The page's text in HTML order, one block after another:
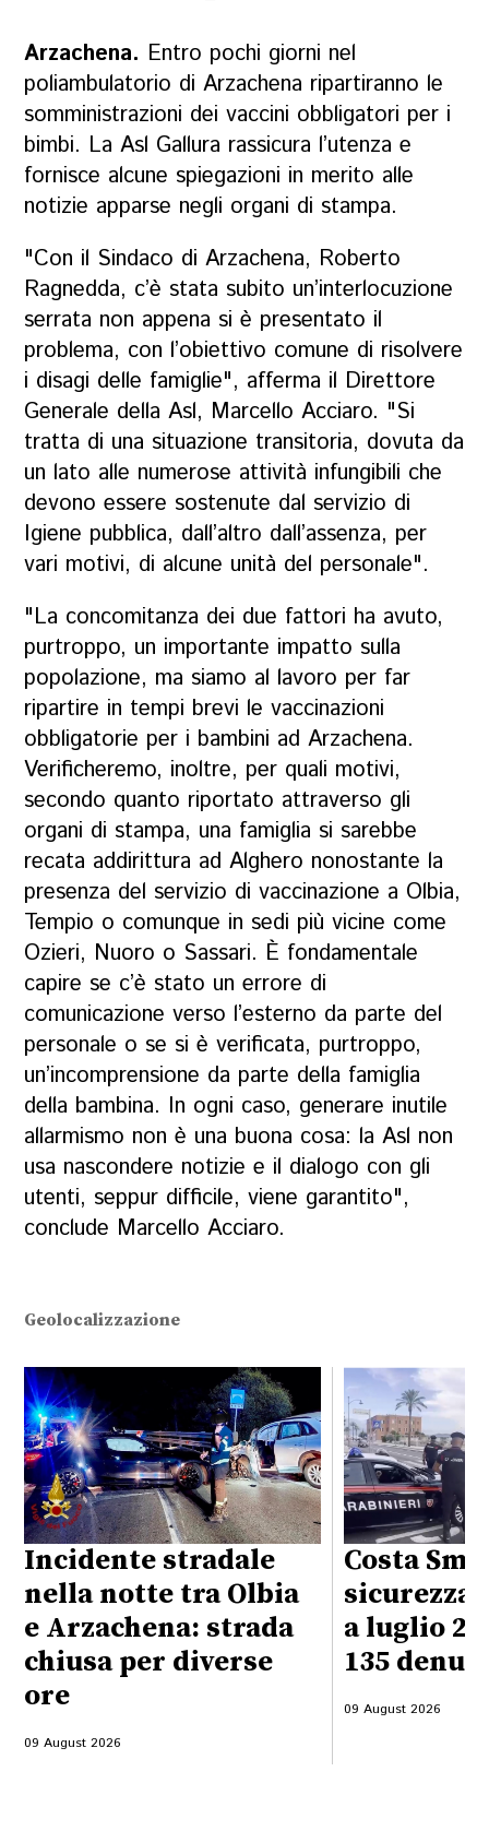
Arzachena. Entro pochi giorni nel
poliambulatorio di Arzachena ripartiranno le
somministrazioni dei vaccini obbligatori per i
bimbi. La Asl Gallura rassicura l’utenza e
fornisce alcune spiegazioni in merito alle
notizie apparse negli organi di stampa.
"Con il Sindaco di Arzachena, Roberto
Ragnedda, c’è stata subito un’interlocuzione
serrata non appena si è presentato il
problema, con l’obiettivo comune di risolvere
i disagi delle famiglie", afferma il Direttore
Generale della Asl, Marcello Acciaro. "Si
tratta di una situazione transitoria, dovuta da
un lato alle numerose attività infungibili che
devono essere sostenute dal servizio di
Igiene pubblica, dall’altro dall’assenza, per
vari motivi, di alcune unità del personale".
"La concomitanza dei due fattori ha avuto,
purtroppo, un importante impatto sulla
popolazione, ma siamo al lavoro per far
ripartire in tempi brevi le vaccinazioni
obbligatorie per i bambini ad Arzachena.
Verificheremo, inoltre, per quali motivi,
secondo quanto riportato attraverso gli
organi di stampa, una famiglia si sarebbe
recata addirittura ad Alghero nonostante la
presenza del servizio di vaccinazione a Olbia,
Tempio o comunque in sedi più vicine come
Ozieri, Nuoro o Sassari. È fondamentale
capire se c’è stato un errore di
comunicazione verso l’esterno da parte del
personale o se si è verificata, purtroppo,
un’incomprensione da parte della famiglia
della bambina. In ogni caso, generare inutile
allarmismo non è una buona cosa: la Asl non
usa nascondere notizie e il dialogo con gli
utenti, seppur difficile, viene garantito",
conclude Marcello Acciaro.
Geolocalizzazione
Incidente stradale
nella notte tra Olbia
e Arzachena: strada
chiusa per diverse
ore
09 August 2026
Costa
sicurezza
a luglio
135
09 August 2026